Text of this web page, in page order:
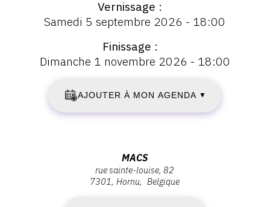
INSTAGRAM
FACEBOOK
TWITTER
:
DIMANCHE
6
SEPTEMBRE
2026
DIMANCHE
Vernissage
Samedi 5 septembre 2026 - 18:00
Finissage
Dimanche 1 novembre 2026 - 18:00
AJOUTER À MON AGENDA ▼
MACS
rue sainte-louise, 82
7301 Hornu Belgique